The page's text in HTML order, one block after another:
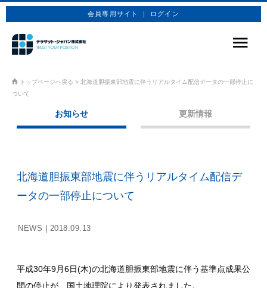
会員専用サイト ｜ ログイン
技術情報
お問合せ
トップページへ戻る > 北海道胆振東部地震に伴うリアルタイム配信データの一部停止に
ついて
お知らせ 更新情報
北海道胆振東部地震に伴うリアルタイム配信デ
ータの一部停止について
NEWS | 2018.09.13
平成30年9月6日(木)の北海道胆振東部地震に伴う基準点成果公
開の停止が、国土地理院により発表されました。